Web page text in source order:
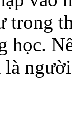
trong
học.